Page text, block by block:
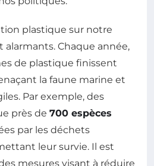
plastique sur notre
Chaque année,
de plastique finissent
la faune marine et
Par exemple, des
près de 700 espèces
par les déchets
leur survie. Il est
mesures visant à réduire